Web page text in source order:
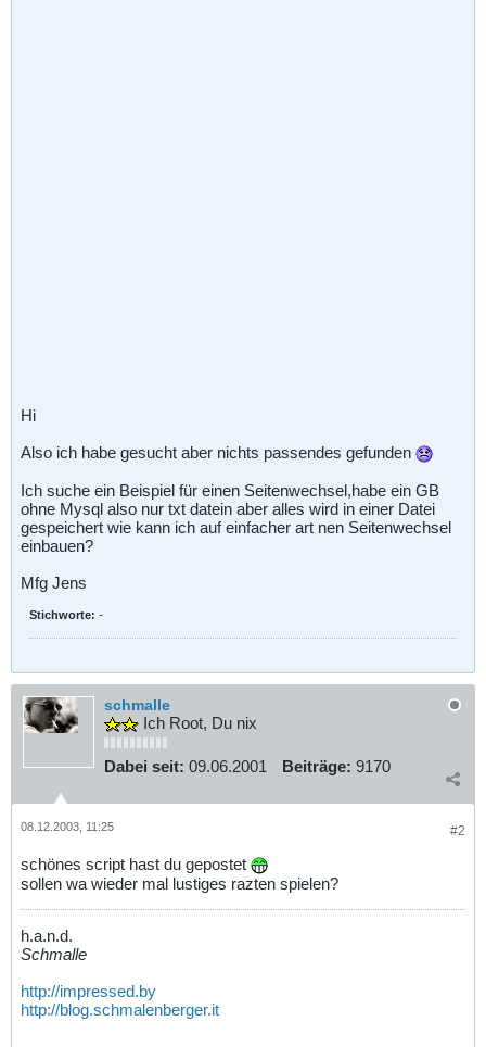
Hi
Also ich habe gesucht aber nichts passendes gefunden
Ich suche ein Beispiel für einen Seitenwechsel,habe ein GB
ohne Mysql also nur txt datein aber alles wird in einer Datei
gespeichert wie kann ich auf einfacher art nen Seitenwechsel
einbauen?
Mfg Jens
Stichworte: -
schmalle
Ich Root, Du nix
Dabei seit: 09.06.2001 Beiträge: 9170
#2
08.12.2003, 11:25
schönes script hast du gepostet
sollen wa wieder mal lustiges razten spielen?
h.a.n.d.
Schmalle
http://impressed.by
http://blog.schmalenberger.it